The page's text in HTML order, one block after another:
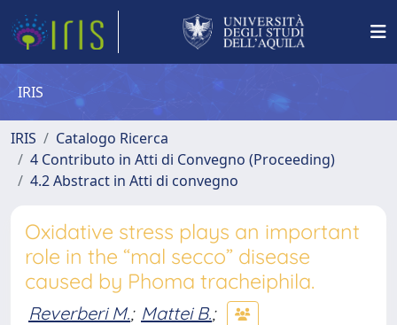
IRIS
IRIS
Catalogo Ricerca
4 Contributo in Atti di Convegno (Proceeding)
4.2 Abstract in Atti di convegno
Oxidative stress plays an important
role in the “mal secco” disease
caused by Phoma tracheiphila.
Reverberi M.; Mattei B.;